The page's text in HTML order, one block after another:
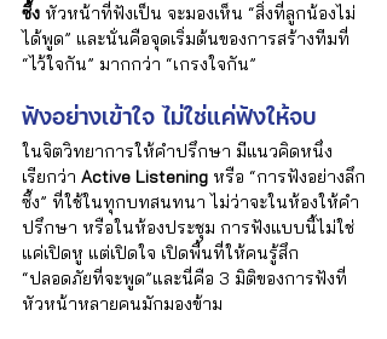
ซึ้ง หัวหน้าที่ฟังเป็น จะมองเห็น “สิ่งที่ลูกน้องไม่
ได้พูด” และนั่นคือจุดเริ่มต้นของการสร้างทีมที่
“ไว้ใจกัน” มากกว่า “เกรงใจกัน”
ฟังอย่างเข้าใจ ไม่ใช่แค่ฟังให้จบ
ในจิตวิทยาการให้คำปรึกษา มีแนวคิดหนึ่ง
เรียกว่า Active Listening หรือ “การฟังอย่างลึก
ซึ้ง” ที่ใช้ในทุกบทสนทนา ไม่ว่าจะในห้องให้คำ
ปรึกษา หรือในห้องประชุม การฟังแบบนี้ไม่ใช่
แค่เปิดหู แต่เปิดใจ เปิดพื้นที่ให้คนรู้สึก
“ปลอดภัยที่จะพูด”และนี่คือ 3 มิติของการฟังที่
หัวหน้าหลายคนมักมองข้าม